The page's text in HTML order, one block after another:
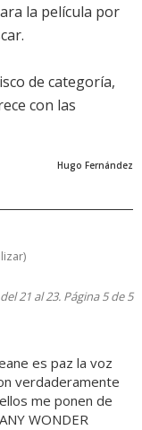
la película por
de categoría,
con las
Hugo Fernández
)
21 al 23. Página 5 de 5
es paz la voz
verdaderamente
me ponen de
WONDER